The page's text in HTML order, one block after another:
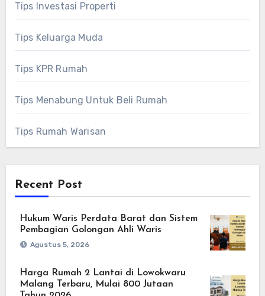
Tips Investasi Properti
Tips Keluarga Muda
Tips KPR Rumah
Tips Menabung Untuk Beli Rumah
Tips Rumah Warisan
Recent Post
Hukum Waris Perdata Barat dan Sistem
Pembagian Golongan Ahli Waris
Agustus 5, 2026
Harga Rumah 2 Lantai di Lowokwaru
Malang Terbaru, Mulai 800 Jutaan